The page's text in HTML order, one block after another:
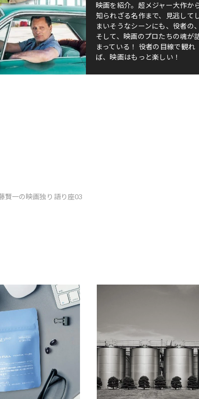
映画を紹介。超メジャー大作か
知られざる名作まで、見逃して
まいそうなシーンにも、役者の、
そして、映画のプロたちの魂が
まっている！ 役者の目線で観れ
ば、映画はもっと楽しい！
賢一の映画独り語り座03